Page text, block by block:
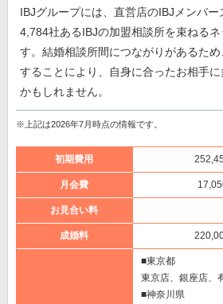
IBJグループには、直営店のIBJメンバ
4,784社あるIBJの加盟相談所を束ねる
す。結婚相談所間につながりがあるた
することにより、自身に合ったお相手
かもしれません。
※上記は2026年7月時点の情報です。
初期費用
月会費
お見合い料
成婚料
■東京都
東京店、銀座店、
■神奈川県